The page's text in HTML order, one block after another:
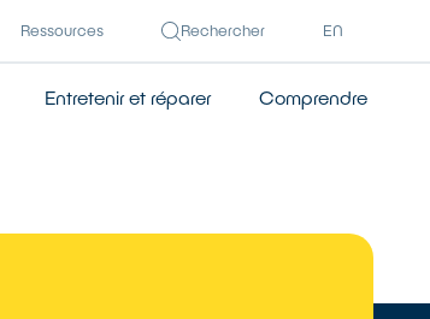
Ressources Rechercher EN
Entretenir et réparer Comprendre